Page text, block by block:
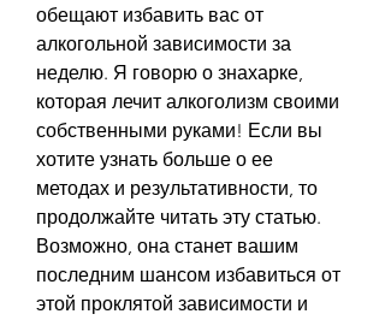
обещают избавить вас от
алкогольной зависимости за
неделю. Я говорю о знахарке,
которая лечит алкоголизм своими
собственными руками! Если вы
хотите узнать больше о ее
методах и результативности, то
продолжайте читать эту статью.
Возможно, она станет вашим
последним шансом избавиться от
этой проклятой зависимости и